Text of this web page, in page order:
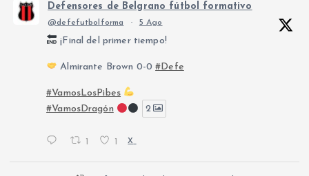
Defensores de Belgrano fútbol formativo
@defefutbolforma · 5 Ago
¡Final del primer tiempo!
Almirante Brown 0-0#Defe
#VamosLosPibes
#VamosDragón
2
1 1 X